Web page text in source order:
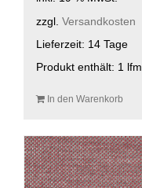
zzgl. Versandkosten
Lieferzeit: 14 Tage
Produkt enthält: 1 lfm
In den Warenkorb